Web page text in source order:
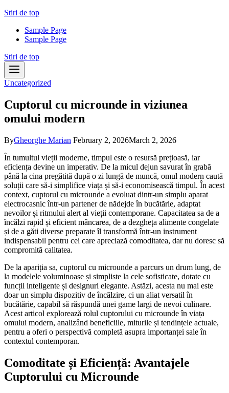
Skip
content
Stiri de top
Sample Page
Sample Page
Stiri de top
Uncategorized
Cuptorul cu microunde in viziunea
omului modern
ByGheorghe Marian February 2, 2026March 2, 2026
În tumultul vieții moderne, timpul este o resursă prețioasă, iar
eficiența devine un imperativ. De la micul dejun savurat în grabă
până la cina pregătită după o zi lungă de muncă, omul modern caută
soluții care să-i simplifice viața și să-i economisească timpul. În acest
context, cuptorul cu microunde a evoluat dintr-un simplu aparat
electrocasnic într-un partener de nădejde în bucătărie, adaptat
nevoilor și ritmului alert al vieții contemporane. Capacitatea sa de a
încălzi rapid și eficient mâncarea, de a dezgheța alimente congelate
și de a găti diverse preparate îl transformă într-un instrument
indispensabil pentru cei care apreciază comoditatea, dar nu doresc să
compromită calitatea.
De la apariția sa, cuptorul cu microunde a parcurs un drum lung, de
la modelele voluminoase și simpliste la cele sofisticate, dotate cu
funcții inteligente și designuri elegante. Astăzi, acesta nu mai este
doar un simplu dispozitiv de încălzire, ci un aliat versatil în
bucătărie, capabil să răspundă unei game largi de nevoi culinare.
Acest articol explorează rolul cuptorului cu microunde în viața
omului modern, analizând beneficiile, miturile și tendințele actuale,
pentru a oferi o perspectivă completă asupra importanței sale în
contextul contemporan.
Comoditate și Eficiență: Avantajele
Cuptorului cu Microunde